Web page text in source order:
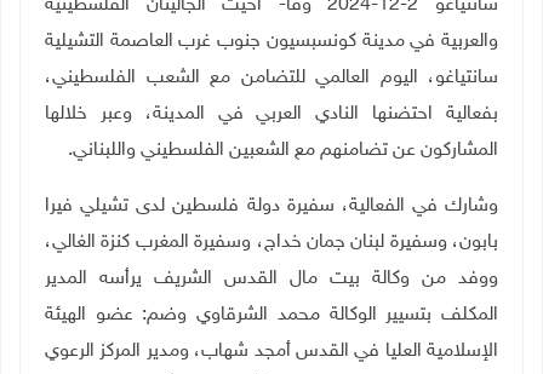
سانتياغو 2-12-2024 وفا- أحيت الجاليتان الفلسطينية
والعربية في مدينة كونسبسيون جنوب غرب العاصمة التشيلية
سانتياغو، اليوم العالمي للتضامن مع الشعب الفلسطيني،
بفعالية احتضنها النادي العربي في المدينة، وعبر خلالها
المشاركون عن تضامنهم مع الشعبين الفلسطيني واللبناني.
وشارك في الفعالية، سفيرة دولة فلسطين لدى تشيلي فيرا
بابون، وسفيرة لبنان جمان خداج، وسفيرة المغرب كنزة الغالي،
ووفد من وكالة بيت مال القدس الشريف يرأسه المدير
المكلف بتسيير الوكالة محمد الشرقاوي وضم: عضو الهيئة
الإسلامية العليا في القدس أمجد شهاب، ومدير المركز الرعوي